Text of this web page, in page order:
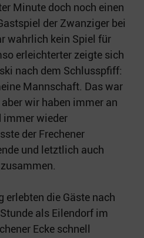
Minute doch noch einen
der Zwanziger bei
wahrlich kein Spiel für
erleichterter zeigte sich
nach dem Schlusspfiff:
Mannschaft. Das war
wir haben immer an
immer wieder
der Frechener
und letztlich auch
erlebten die Gäste nach
als Eilendorf im
Ecke schnell